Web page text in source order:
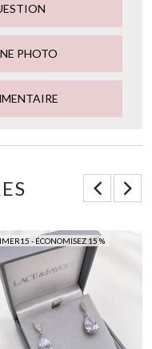
PHOTO
- ÉCONOMISEZ 15 %